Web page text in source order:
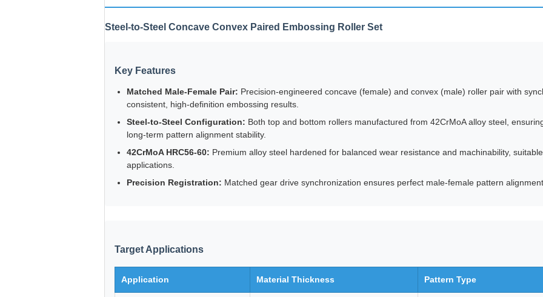
Steel-to-Steel Concave Convex Paired Embossing Roller Set
Key Features
Matched Male-Female Pair: Precision-engineered concave (female) and convex (male) roller pair with
consistent, high-definition embossing results.
Steel-to-Steel Configuration: Both top and bottom rollers manufactured from 42CrMoA alloy steel,
long-term pattern alignment stability.
42CrMoA HRC56-60: Premium alloy steel hardened for balanced wear resistance and machinability,
applications.
Precision Registration: Matched gear drive synchronization ensures perfect male-female pattern
Target Applications
Application Material Thickness Pattern Type